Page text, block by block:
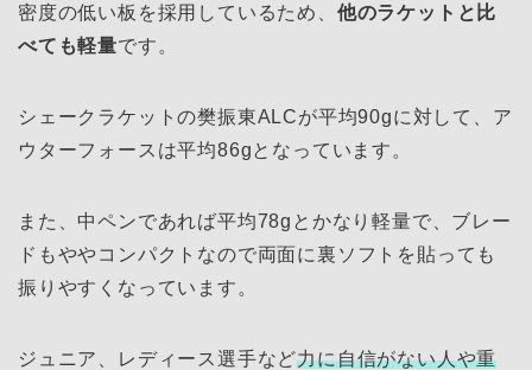
密度の低い板を採用しているため、 他のラケットと比
べても軽量です。
シェークラケットの樊振東ALCが平均90gに対して、ア
ウターフォースは平均86gとなっています。
また、中ペンであれば平均78gとかなり軽量で、ブレー
ドもややコンパクトなので両面に裏ソフトを貼っても
振りやすくなっています。
ジュニア、レディース選手など力に自信がない人や重